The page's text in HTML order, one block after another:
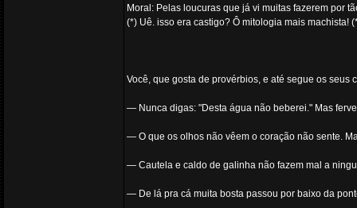
Moral: Pelas loucuras que já vi muitas fazerem por
(*) Uê. isso era castigo? Ô mitologia mais machista!
Você, que gosta de provérbios, e até segue os
— Nunca digas: "Desta água não beberei." Mas
— O que os olhos não vêem o coração não sente.
— Cautela e caldo de galinha não fazem mal a
— De lá pra cá muita bosta passou por baixo da